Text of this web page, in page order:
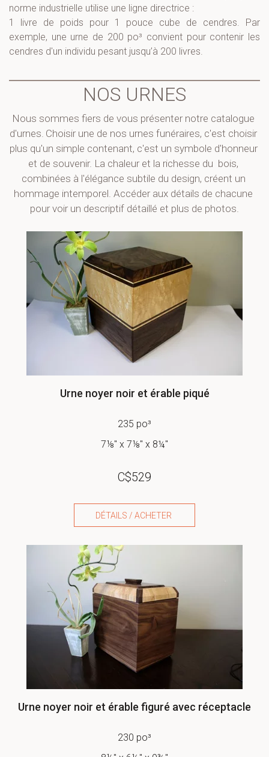
norme industrielle utilise une ligne directrice :
1 livre de poids pour 1 pouce cube de cendres. Par
exemple, une urne de 200 po³ convient pour contenir les
cendres d'un individu pesant jusqu’à 200 livres.
NOS URNES
Nous sommes fiers de vous présenter notre catalogue
d'urnes. Choisir une de nos urnes funéraires, c'est choisir
plus qu'un simple contenant, c'est un symbole d'honneur
et de souvenir. La chaleur et la richesse du  bois,
combinées à l'élégance subtile du design, créent un
hommage intemporel. Accéder aux détails de chacune
pour voir un descriptif détaillé et plus de photos.
Urne noyer noir et érable piqué
235 po³
7⅛" x 7⅛" x 8¼"
C$529
DÉTAILS / ACHETER
Urne noyer noir et érable figuré avec réceptacle
230 po³